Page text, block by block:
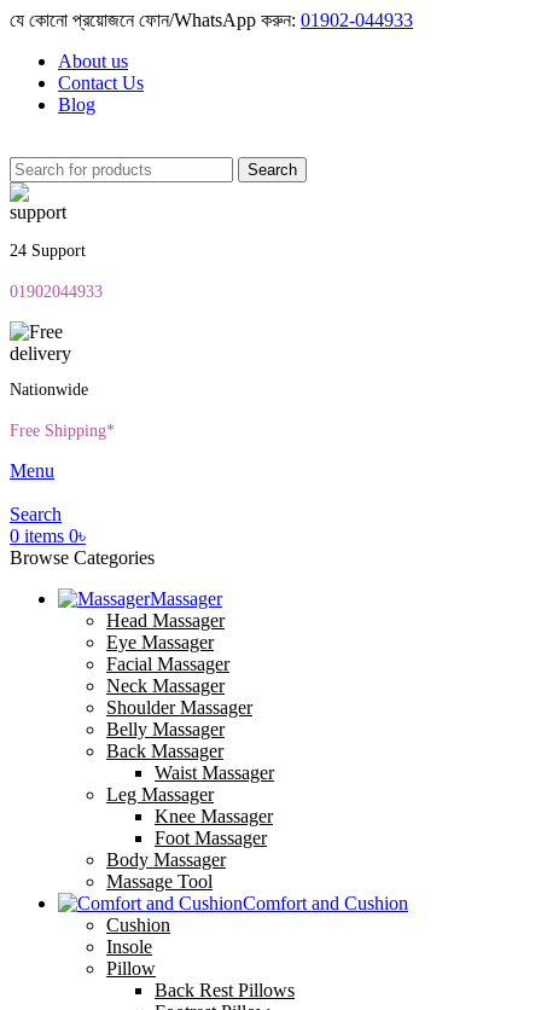
যে কোনো প্রয়োজনে ফোন/WhatsApp করুন: 01902-044933
About us
Contact Us
Blog
Search
24 Support
01902044933
Nationwide
Free Shipping*
Menu
Search
0 items 0৳
Browse Categories
Massager
Head Massager
Eye Massager
Facial Massager
Neck Massager
Shoulder Massager
Belly Massager
Back Massager
Waist Massager
Leg Massager
Knee Massager
Foot Massager
Body Massager
Massage Tool
Comfort and Cushion
Cushion
Insole
Pillow
Back Rest Pillows